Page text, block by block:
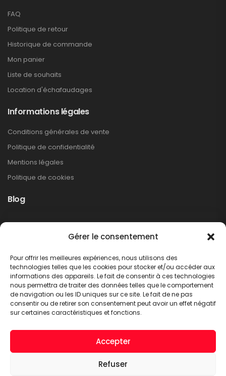
Gérer le consentement
Pour offrir les meilleures expériences, nous utilisons des
technologies telles que les cookies pour stocker et/ou accéder aux
informations des appareils. Le fait de consentir à ces technologies
nous permettra de traiter des données telles que le comportement
de navigation ou les ID uniques sur ce site. Le fait de ne pas
consentir ou de retirer son consentement peut avoir un effet négatif
sur certaines caractéristiques et fonctions.
Accepter
Refuser
FAQ
Politique de retour
Historique de commande
Mon panier
Liste de souhaits
Location d'échafaudages
Informations légales
Conditions générales de vente
Politique de confidentialité
Mentions légales
Politique de cookies
Blog
Non classé
LIRE PLUS